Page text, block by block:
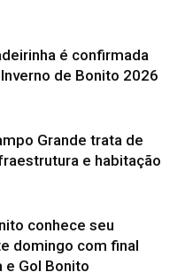
é confirmada
de Bonito 2026
Grande trata de
e habitação
conhece seu
domingo com final
e Gol Bonito